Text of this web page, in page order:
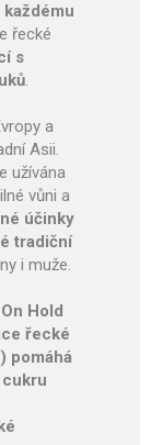
řecké
s
.
a
Asii.
užívána
vůni a
účinky
tradiční
i muže.
Hold
řecké
pomáhá